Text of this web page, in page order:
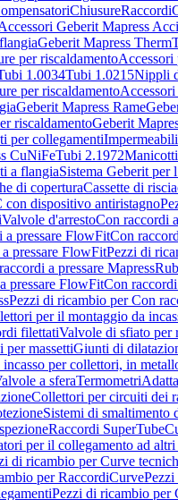
ChiusureRaccordi
Geberit Mapress
Geberit Mapress Therm
per riscaldamentoAccessori
1.0034Tubi 1.0215Nippli
per riscaldamento
Geberit Mapress Rame
riscaldamentoGeberit
per collegamenti
CuNiFeTubi 2.1972Manicotti
a flangiaSistema Geberit per
di coperturaCassette di
con dispositivo antiristagno
Valvole d'arrestoCon raccordi
a pressare FlowFitCon
pressare FlowFitPezzi di
a pressare Mapress
pressare FlowFitCon raccordi
Pezzi di ricambio per Con
per il montaggio da
filettatiValvole di sfiato per
massettiGiunti di
per collettori, in
a sferaTermometri
Collettori per circuiti dei
Sistemi di smaltimento
Raccordi SuperTube
per il collegamento ad altri
di ricambio per Curve
per RaccordiCurve
Pezzi di ricambio per